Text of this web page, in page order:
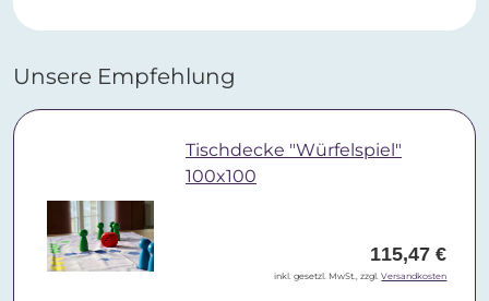
Unsere Empfehlung
Tischdecke "Würfelspiel"
100x100
115,47 €
inkl. gesetzl. MwSt., zzgl.Versandkosten